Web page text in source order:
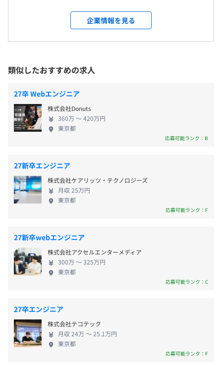
インターンのためありません
プロジェクトごとに選択、アジャイル、チケット駆動開
BigQuery
インターンのためありません。
※現場社員がメンターにつき、本格フィードバック
東京メトロ日比谷線「六本木駅」4a出口側から地下通路
東京メトロ千代田線「乃木坂駅」3番出口より徒歩約3分
10分
インターンのためありません
前年度の月平均所定外労働時間の実績
企業情報を見る
類似したおすすめの求人
27卒 Webエンジニア
株式会社Donuts
360万 〜 420万円
東京都
応募可能ランク：B
27新卒エンジニア
株式会社ケアリッツ・テクノロジーズ
月収 25万円
東京都
応募可能ランク：F
27新卒webエンジニア
株式会社アクセルエンターメディア
300万 〜 325万円
東京都
応募可能ランク：C
27卒エンジニア
株式会社テコテック
月収 24万 〜 25.1万円
東京都
応募可能ランク：F